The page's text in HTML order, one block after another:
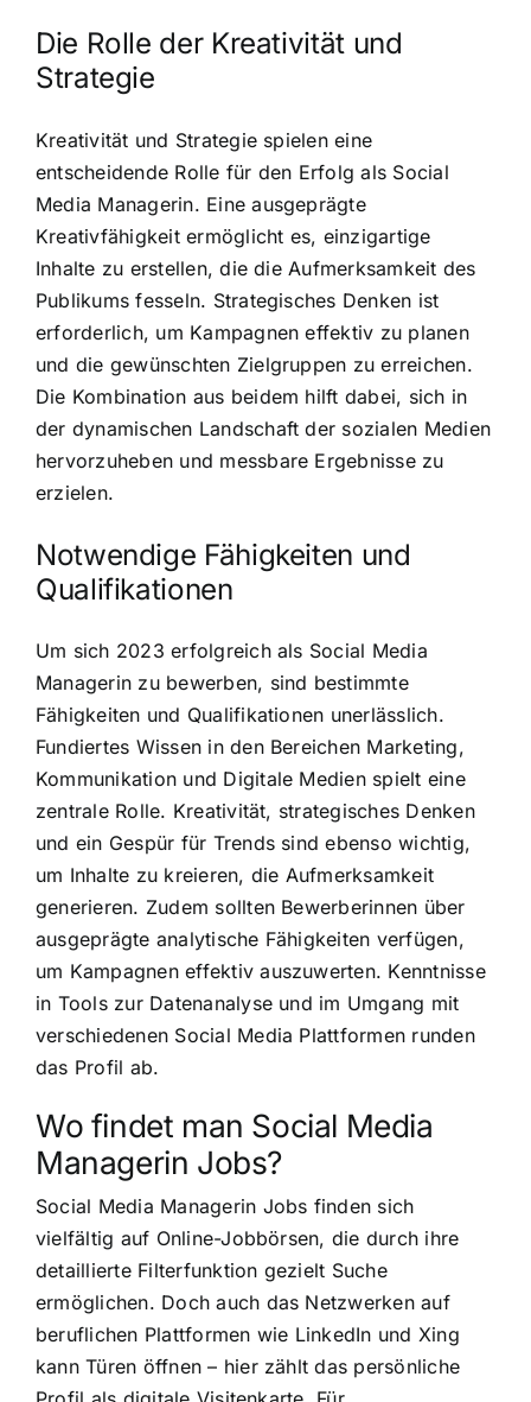
Die Rolle der Kreativität und
Strategie
Kreativität und Strategie spielen eine
entscheidende Rolle für den Erfolg als Social
Media Managerin. Eine ausgeprägte
Kreativfähigkeit ermöglicht es, einzigartige
Inhalte zu erstellen, die die Aufmerksamkeit des
Publikums fesseln. Strategisches Denken ist
erforderlich, um Kampagnen effektiv zu planen
und die gewünschten Zielgruppen zu erreichen.
Die Kombination aus beidem hilft dabei, sich in
der dynamischen Landschaft der sozialen Medien
hervorzuheben und messbare Ergebnisse zu
erzielen.
Notwendige Fähigkeiten und
Qualifikationen
Um sich 2023 erfolgreich als Social Media
Managerin zu bewerben, sind bestimmte
Fähigkeiten und Qualifikationen unerlässlich.
Fundiertes Wissen in den Bereichen Marketing,
Kommunikation und Digitale Medien spielt eine
zentrale Rolle. Kreativität, strategisches Denken
und ein Gespür für Trends sind ebenso wichtig,
um Inhalte zu kreieren, die Aufmerksamkeit
generieren. Zudem sollten Bewerberinnen über
ausgeprägte analytische Fähigkeiten verfügen,
um Kampagnen effektiv auszuwerten. Kenntnisse
in Tools zur Datenanalyse und im Umgang mit
verschiedenen Social Media Plattformen runden
das Profil ab.
Wo findet man Social Media
Managerin Jobs?
Social Media Managerin Jobs finden sich
vielfältig auf Online-Jobbörsen, die durch ihre
detaillierte Filterfunktion gezielt Suche
ermöglichen. Doch auch das Netzwerken auf
beruflichen Plattformen wie LinkedIn und Xing
kann Türen öffnen – hier zählt das persönliche